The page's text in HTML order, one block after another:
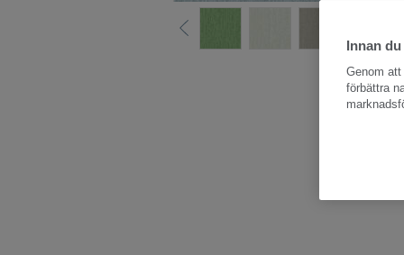
Hela
Innan
Genom
förbättra